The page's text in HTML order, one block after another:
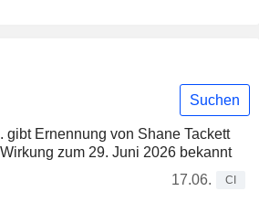
Suchen
gibt Ernennung von Shane Tackett
zum 29. Juni 2026 bekannt
17.06.
CI